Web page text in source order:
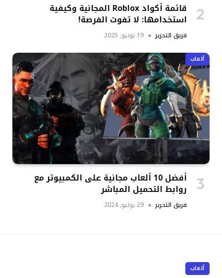
قائمة أكواد Roblox المجانية وكيفية
استخدامها: لا تفوت الفرصة!
فريق التحرير 19 يونيو, 2025
ألعاب
أفضل 10 ألعاب مجانية على الكمبيوتر مع
روابط التحميل المباشر
فريق التحرير 29 يوليو, 2024
ألعاب